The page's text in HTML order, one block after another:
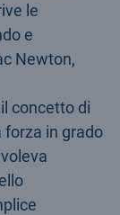
le
e
Newton,
concetto di
forza in grado